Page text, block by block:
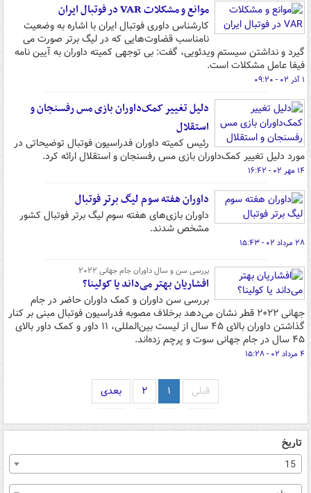
موانع و مشکلات VAR در فوتبال ایران
کارشناس داوری فوتبال ایران با اشاره به وضعیت
نامناسب قضاوت‌هایی که در لیگ برتر صورت می
گیرد و نداشتن سیستم ویدئویی، گفت: بی ‌توجهی کمیته داوران به آیین نامه
فیفا عامل مشکلات است.
۱ آذر ۰۲ - ۰۹:۲۰
دلیل تغییر کمک‌داوران بازی مس رفسنجان و
استقلال
رئیس کمیته داوران فدراسیون فوتبال توضیحاتی در
مورد دلیل تغییر کمک‌داوران بازی مس رفسنجان و استقلال ارائه کرد.
۱۴ مهر ۰۲ - ۱۶:۴۲
داوران هفته سوم لیگ برتر فوتبال
داوران بازی‌های هفته سوم لیگ برتر فوتبال کشور
مشخص شدند.
۲۸ مرداد ۰۲ - ۱۵:۴۳
بررسی سن و سال داوران جام جهانی ۲۰۲۲
افشاریان بهتر می‌داند یا کولینا؟
بررسی سن داوران و کمک داوران حاضر در جام
جهانی ۲۰۲۲ قطر نشان می‌دهد برخلاف مصوبه فدراسیون فوتبال مبنی بر کنار
گذاشتن داوران بالای ۴۵ سال از لیست بین‌المللی، ۱۱ داور و کمک داور بالای
۴۵ سال در جام جهانی سوت و پرچم زده‌اند.
۴ مرداد ۰۲ - ۱۵:۲۸
قبلی ۱ ۲ بعدی
تاریخ
15